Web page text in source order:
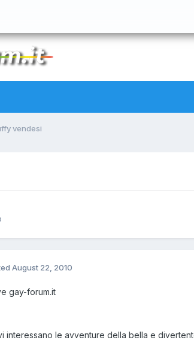
vendesi
August 22, 2010
gay-forum.it
interessano le avventure della bella e